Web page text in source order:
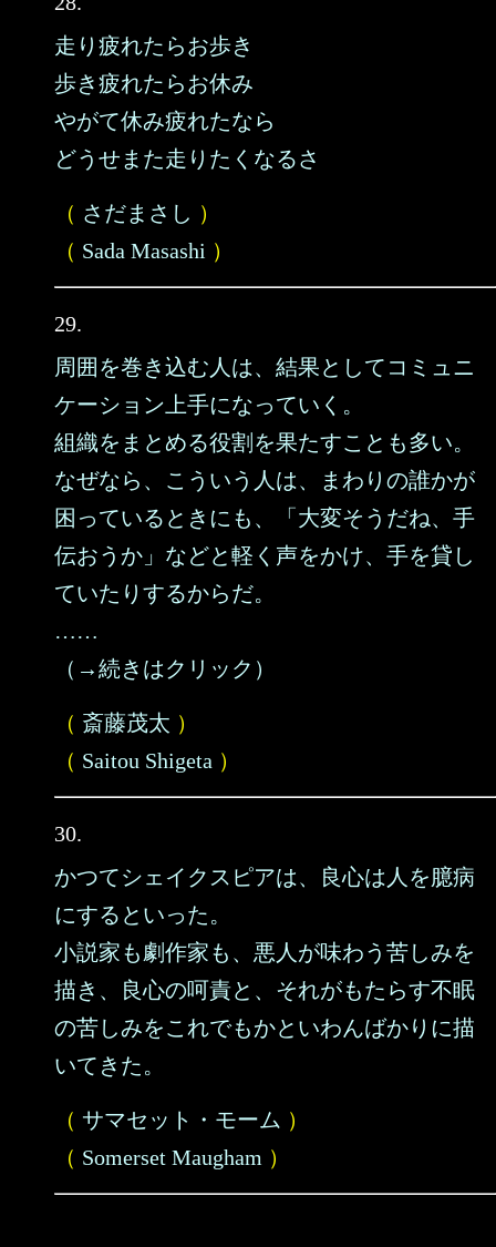
走り疲れたらお歩き
歩き疲れたらお休み
やがて休み疲れたなら
どうせまた走りたくなるさ
（ さだまさし ）
（ Sada Masashi ）
29.
周囲を巻き込む人は、結果としてコミュニ
ケーション上手になっていく。
組織をまとめる役割を果たすことも多い。
なぜなら、こういう人は、まわりの誰かが
困っているときにも、「大変そうだね、手
伝おうか」などと軽く声をかけ、手を貸し
ていたりするからだ。
……
（→続きはクリック）
（ 斎藤茂太 ）
（ Saitou Shigeta ）
30.
かつてシェイクスピアは、良心は人を臆病
にするといった。
小説家も劇作家も、悪人が味わう苦しみを
描き、良心の呵責と、それがもたらす不眠
の苦しみをこれでもかといわんばかりに描
いてきた。
（ サマセット・モーム ）
（ Somerset Maugham ）